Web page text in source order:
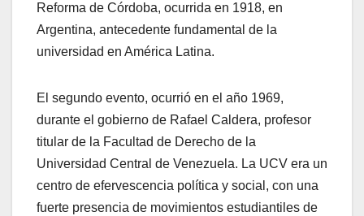
Reforma de Córdoba, ocurrida en 1918, en
Argentina, antecedente fundamental de la
universidad en América Latina.
El segundo evento, ocurrió en el año 1969,
durante el gobierno de Rafael Caldera, profesor
titular de la Facultad de Derecho de la
Universidad Central de Venezuela. La UCV era un
centro de efervescencia política y social, con una
fuerte presencia de movimientos estudiantiles de